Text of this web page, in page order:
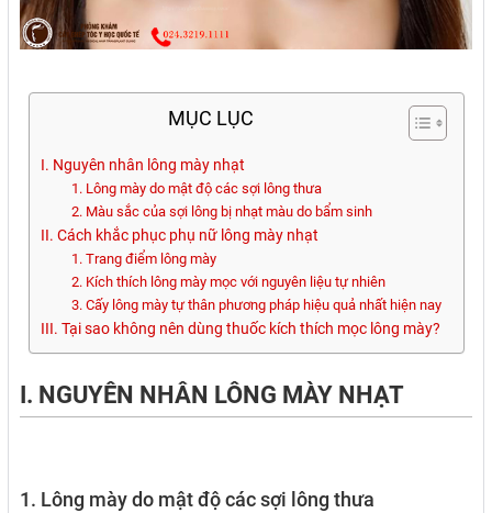
MỤC LỤC
I. Nguyên nhân lông mày nhạt
1. Lông mày do mật độ các sợi lông thưa
2. Màu sắc của sợi lông bị nhạt màu do bẩm sinh
II. Cách khắc phục phụ nữ lông mày nhạt
1. Trang điểm lông mày
2. Kích thích lông mày mọc với nguyên liệu tự nhiên
3. Cấy lông mày tự thân phương pháp hiệu quả nhất hiện nay
III. Tại sao không nên dùng thuốc kích thích mọc lông mày?
I. NGUYÊN NHÂN LÔNG MÀY NHẠT
1. Lông mày do mật độ các sợi lông thưa